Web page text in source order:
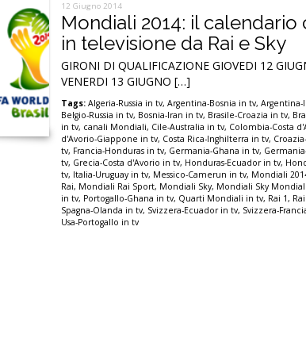
12 Giugno 2014
Mondiali 2014: il
in televisione da Rai e Sky
GIRONI DI QUALIFICAZIONE GIOVEDI 12
VENERDI 13 GIUGNO […]
Tags: Algeria-Russia in tv,Argentina-Bosnia in tv,Argentina-
Belgio-Russia in tv, Bosnia-Iran in tv, Brasile-Croazia in tv,
in tv, canali Mondiali, Cile-Australia in tv, Colombia-Costa
d'Avorio-Giappone in tv, Costa Rica-Inghilterra in tv,
tv, Francia-Honduras in tv, Germania-Ghana in tv,
tv, Grecia-Costa d'Avorio in tv, Honduras-Ecuador in tv,
tv, Italia-Uruguay in tv, Messico-Camerun in tv, Mondiali
Rai, Mondiali Rai Sport, Mondiali Sky, Mondiali Sky
in tv, Portogallo-Ghana in tv, Quarti Mondiali in tv, Rai 1,
Spagna-Olanda in tv, Svizzera-Ecuador in tv, Svizzera-
Usa-Portogallo in tv